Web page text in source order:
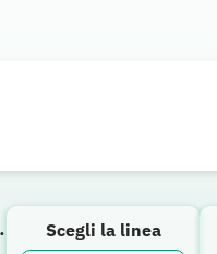
Scegli la linea